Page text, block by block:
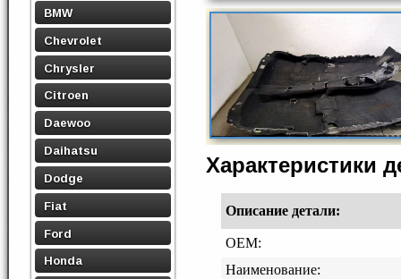
BMW
Chevrolet
Chrysler
Citroen
Daewoo
Daihatsu
Dodge
Fiat
Ford
Honda
Характеристики
Описание детали:
OEM:
Наименование: